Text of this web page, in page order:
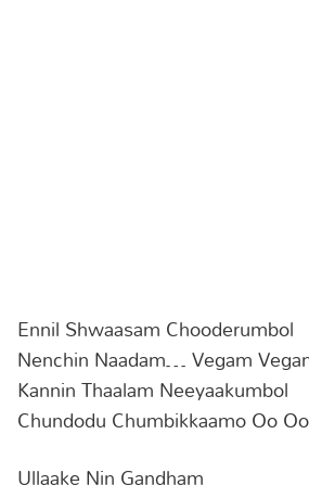
Ennil Shwaasam Chooderumbol
Nenchin Naadam… Vegam
Kannin Thaalam Neeyaakumbol
Chundodu Chumbikkaamo Oo Oo
Ullaake Nin Gandham